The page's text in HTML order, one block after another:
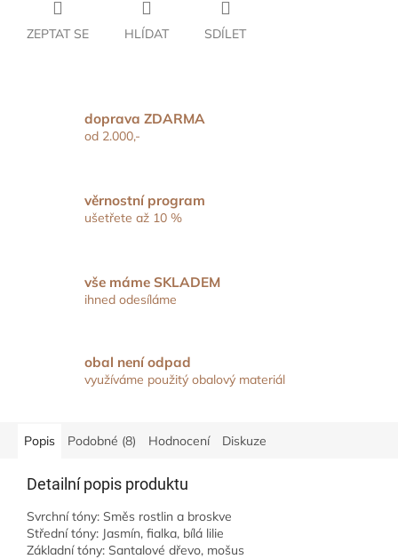
ZEPTAT SE HLÍDAT SDÍLET
doprava ZDARMA
od 2.000,-
věrnostní program
ušetřete až 10 %
vše máme SKLADEM
ihned odesíláme
obal není odpad
využíváme použitý obalový materiál
Popis Podobné (8) Hodnocení Diskuze
Detailní popis produktu
Svrchní tóny: Směs rostlin a broskve
Střední tóny: Jasmín, fialka, bílá lilie
Základní tóny: Santalové dřevo, mošus